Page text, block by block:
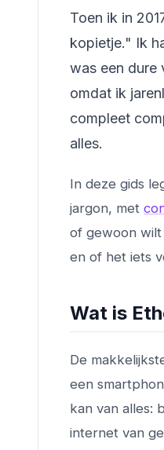
Toen ik in
kopietje." Ik
was een
omdat ik
compleet
alles.
In deze gids
jargon, met
of gewoon
en of het iets
Wat is
De
een
kan van alles:
internet van